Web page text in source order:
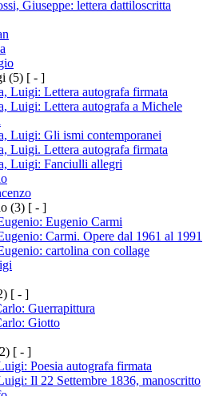
Giuseppe: lettera dattiloscritta
(5) [ - ]
Luigi: Lettera autografa firmata
Luigi: Lettera autografa a Michele
Luigi: Gli ismi contemporanei
Luigi. Lettera autografa firmata
Luigi: Fanciulli allegri
(3) [ - ]
Eugenio Carmi
Carmi. Opere dal 1961 al 1991
cartolina con collage
[ - ]
Guerrapittura
Giotto
[ - ]
Poesia autografa firmata
Il 22 Settembre 1836, manoscritto